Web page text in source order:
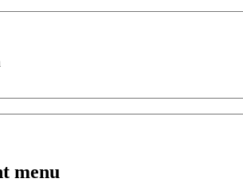
menu